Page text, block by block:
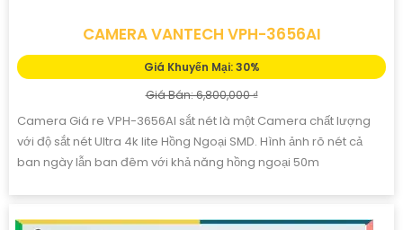
CAMERA VANTECH VPH-3656AI
Giá Khuyến Mại: 30%
Giá Bán: 6,800,000 ₫
Camera Giá re VPH-3656AI sắt nét là một Camera chất lượng
với độ sắt nét Ultra 4k lite Hồng Ngoại SMD. Hình ảnh rõ nét cả
ban ngày lẫn ban đêm với khả năng hồng ngoại 50m